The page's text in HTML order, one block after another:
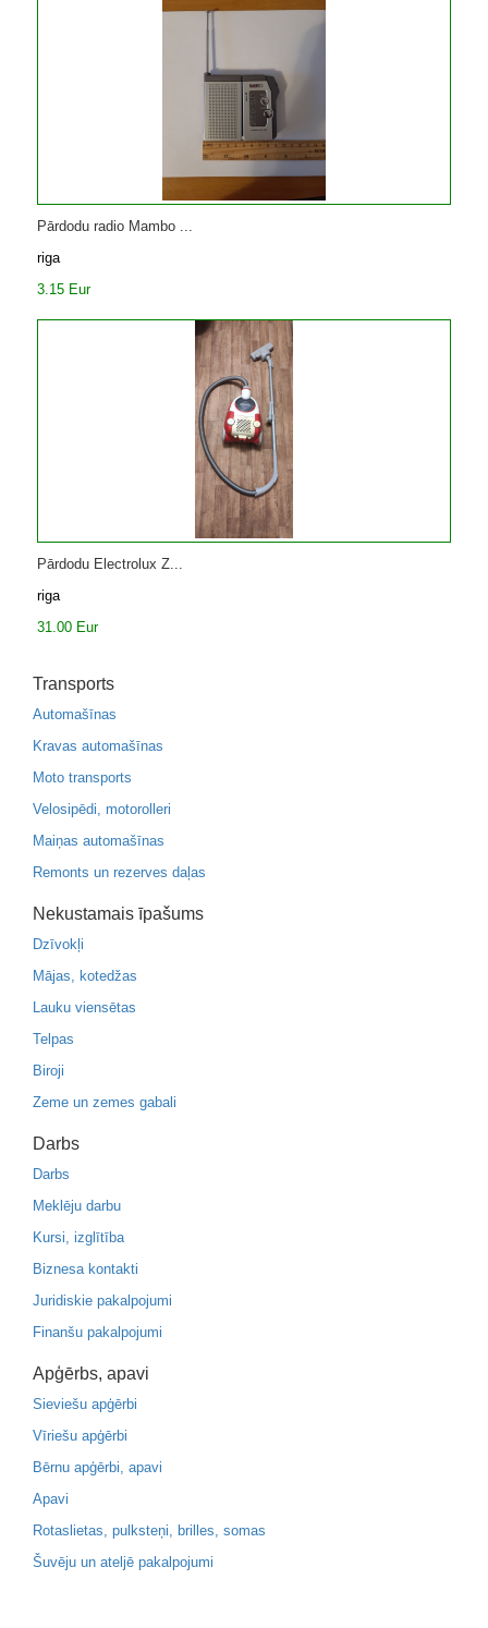
Pārdodu radio Mambo ...
riga
3.15 Eur
Pārdodu Electrolux Z...
riga
31.00 Eur
Transports
Automašīnas
Kravas automašīnas
Moto transports
Velosipēdi, motorolleri
Maiņas automašīnas
Remonts un rezerves daļas
Nekustamais īpašums
Dzīvokļi
Mājas, kotedžas
Lauku viensētas
Telpas
Biroji
Zeme un zemes gabali
Darbs
Darbs
Meklēju darbu
Kursi, izglītība
Biznesa kontakti
Juridiskie pakalpojumi
Finanšu pakalpojumi
Apģērbs, apavi
Sieviešu apģērbi
Vīriešu apģērbi
Bērnu apģērbi, apavi
Apavi
Rotaslietas, pulksteņi, brilles, somas
Šuvēju un ateljē pakalpojumi